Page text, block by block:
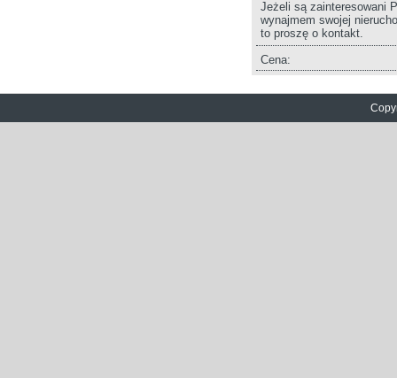
Jeżeli są zainteresowani
wynajmem swojej
to proszę o kontakt.
Cena: